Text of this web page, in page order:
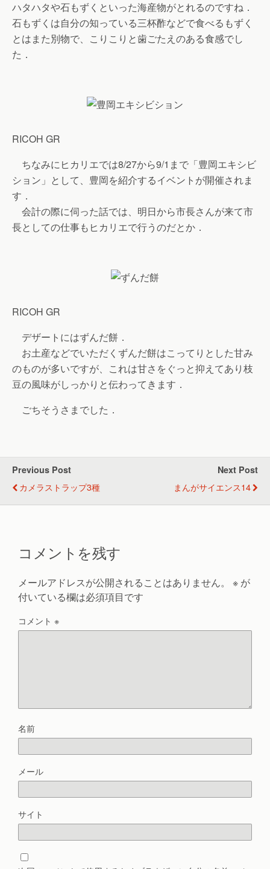
ハタハタや石もずくといった海産物がとれるのですね．
石もずくは自分の知っている三杯酢などで食べるもずく
とはまた別物で、こりこりと歯ごたえのある食感でし
た．
RICOH GR
ちなみにヒカリエでは8/27から9/1まで「豊岡エキシビ
ション」として、豊岡を紹介するイベントが開催されま
す．
会計の際に伺った話では、明日から市長さんが来て市
長としての仕事もヒカリエで行うのだとか．
RICOH GR
デザートにはずんだ餅．
お土産などでいただくずんだ餅はこってりとした甘み
のものが多いですが、これは甘さをぐっと抑えてあり枝
豆の風味がしっかりと伝わってきます．
ごちそうさまでした．
Previous Post
カメラストラップ3種
Next Post
まんがサイエンス14
コメントを残す
メールアドレスが公開されることはありません。 ※ が
付いている欄は必須項目です
コメント ※
名前
メール
サイト